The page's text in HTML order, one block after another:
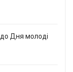
Дня молоді